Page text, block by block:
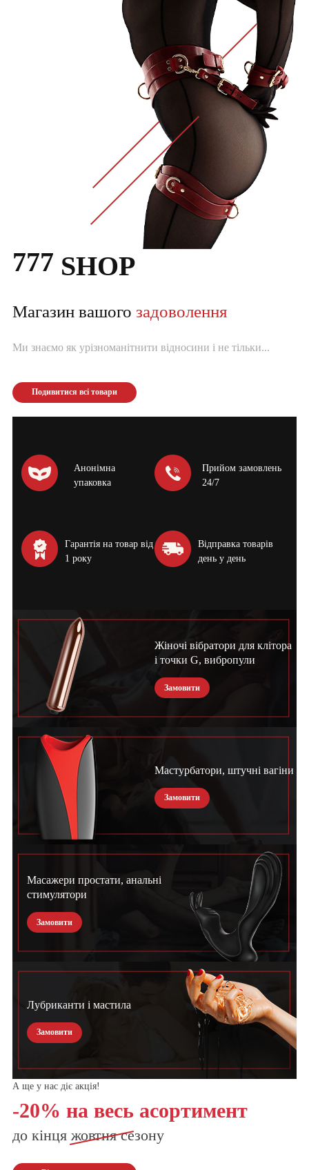
777 SHOP
Магазин вашого задоволення
Ми знаємо як урізноманітнити відносини і не тільки...
Подивитися всі товари
Анонімна
упаковка
Прийом замовлень
24/7
Гарантія на товар від
1 року
Відправка товарів
день у день
Жіночі вібратори для клітора
і точки G, вибропули
Замовити
Мастурбатори, штучні вагіни
Замовити
Масажери простати, анальні
стимулятори
Замовити
Лубриканти і мастила
Замовити
А ще у нас діє акція!
-20% на весь асортимент
до кінця жовтнясезону